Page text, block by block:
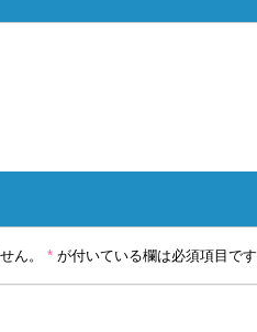
ん。 * が付いている欄は必須項目です